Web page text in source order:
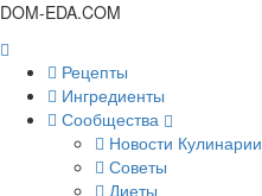
DOM-EDA.COM
Рецепты
Ингредиенты
Сообщества
Новости Кулинарии
Советы
Диеты